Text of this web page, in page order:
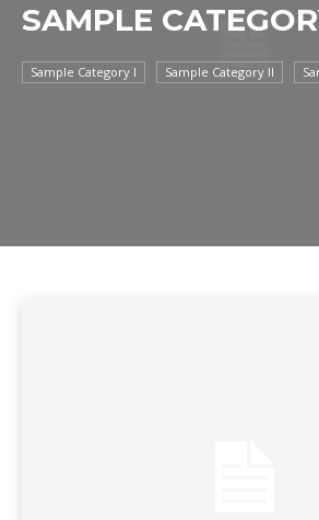
SAMPLE
Sample Category I Sample Category II